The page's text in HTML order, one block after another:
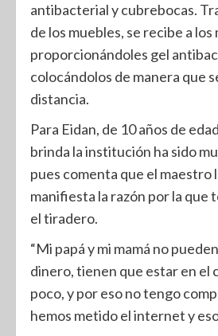
antibacterial y cubrebocas.
de los muebles, se recibe a los
proporcionándoles gel
colocándolos de manera que
distancia.
Para Eidan, de 10 años de
brinda la institución ha sido
pues comenta que el maestro
manifiesta la razón por la que
el tiradero.
“Mi papá y mi mamá no
dinero, tienen que estar en el
poco, y por eso no tengo
hemos metido el internet y